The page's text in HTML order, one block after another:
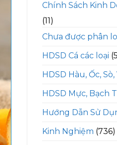
Chính Sách Kinh
(11)
Chưa được phân
HDSD Cá các loại
HDSD Hàu, Ốc,
HDSD Mực, Bạch
Hướng Dẫn Sử
Kinh Nghiệm (736)